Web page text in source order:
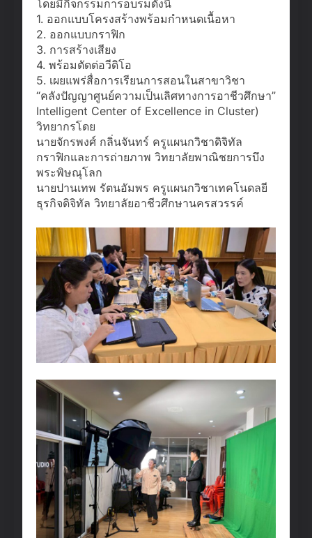
โดยมีกิจกรรมการอบรมดังนี้
1. ออกแบบโครงสร้างพร้อมกำหนดเนื้อหา
2. ออกแบบกราฟิก
3. การสร้างเสียง
4. พร้อมตัดต่อวีดิโอ
5. เผยแพร่สื่อการเรียนการสอนในสาขาวิชา
“คลังปัญญาศูนย์ความเป็นเลิศทางการอาชีวศึกษา”
Intelligent Center of Excellence in Cluster)
วิทยากรโดย
นายจักรพงศ์ กลิ่นจันทร์ ครูแผนกวิชาดิจิทัล
กราฟิกและการถ่ายภาพ วิทยาลัยพาณิชยการบึง
พระพิษณุโลก
นายปานเทพ รัตนอัมพร ครูแผนกวิชาเทคโนดลยี
ธุรกิจดิจิทัล วิทยาลัยอาชีวศึกษานครสวรรค์